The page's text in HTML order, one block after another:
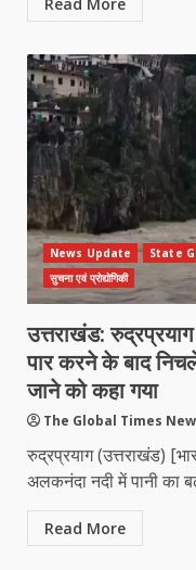
News Update State
सुचना एवं प्रोद्योगिकी
उत्तराखंड:
पार करने के बाद
जाने को कहा गया
The Global Times
रुद्रप्रयाग (उत्तराखंड)
अलकनंदा नदी में पानी का
Read More